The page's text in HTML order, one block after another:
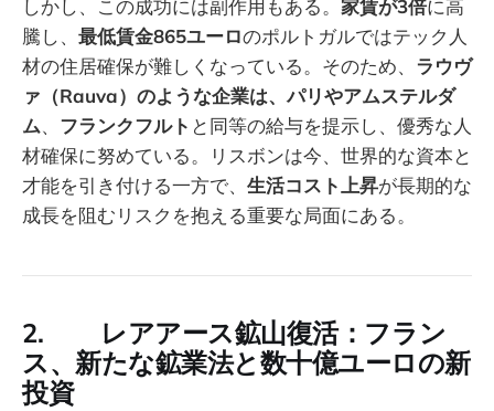
しかし、この成功には副作用もある。 家賃が3倍に高
騰し、 最低賃金865ユーロのポルトガルではテック人
材の住居確保が難しくなっている。そのため、 ラウヴ
ァ（Rauva）のような企業は、パリやアムステルダ
ム、 フランクフルト と同等の給与を提示し、優秀な人
材確保に努めている。リスボンは今、世界的な資本と
才能を引き付ける一方で、 生活コスト上昇が長期的な
成長を阻むリスクを抱える重要な局面にある。
2. レアアース鉱山復活：フラン
ス、新たな鉱業法と数十億ユーロの新
投資